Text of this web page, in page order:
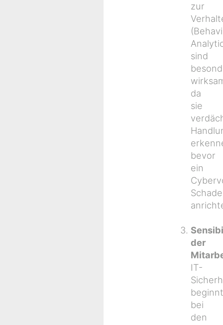
zur
sind
da
sie
bevor
ein
der
IT-
beginnt
bei
den